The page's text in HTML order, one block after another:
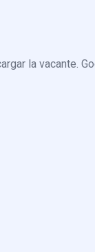
la vacante.